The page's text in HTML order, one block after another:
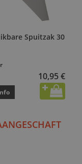
Spuitzak 30
10,95 €